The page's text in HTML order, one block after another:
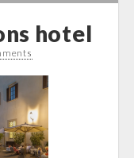
hotel